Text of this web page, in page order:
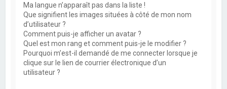
Ma langue n’apparaît pas dans la liste !
Que signifient les images situées à côté de mon nom
d’utilisateur ?
Comment puis-je afficher un avatar ?
Quel est mon rang et comment puis-je le modifier ?
Pourquoi m’est-il demandé de me connecter lorsque je
clique sur le lien de courrier électronique d’un
utilisateur ?